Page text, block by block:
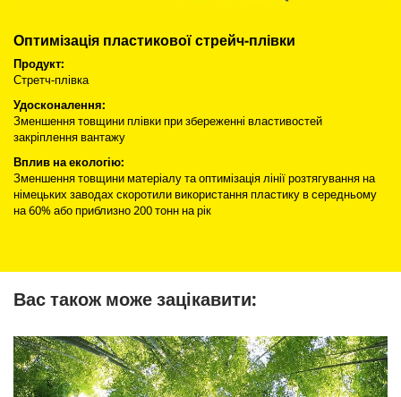
Оптимізація пластикової стрейч-плівки
Продукт:
Стретч-плівка
Удосконалення:
Зменшення товщини плівки при збереженні властивостей
закріплення вантажу
Вплив на екологію:
Зменшення товщини матеріалу та оптимізація лінії розтягування на
німецьких заводах скоротили використання пластику в середньому
на 60% або приблизно 200 тонн на рік
Вас також може зацікавити: